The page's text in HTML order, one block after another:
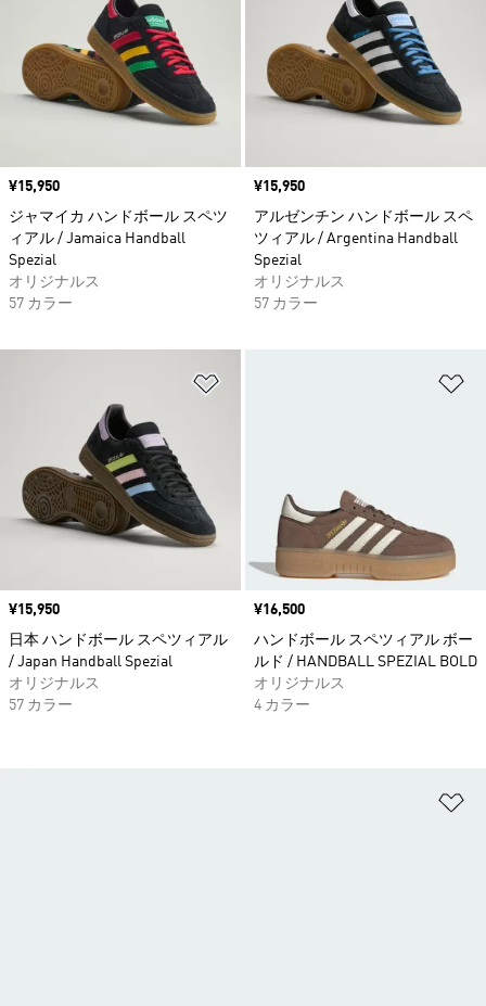
価格
¥15,950
ジャマイカ ハンドボール スペツ
ィアル / Jamaica Handball
Spezial
オリジナルス
57 カラー
価格
¥15,950
アルゼンチン ハンドボール スペ
ツィアル / Argentina Handball
Spezial
オリジナルス
57 カラー
価格
¥15,950
日本 ハンドボール スペツィアル
/ Japan Handball Spezial
オリジナルス
57 カラー
価格
¥16,500
ハンドボール スペツィアル ボー
ルド / HANDBALL SPEZIAL BOLD
オリジナルス
4 カラー